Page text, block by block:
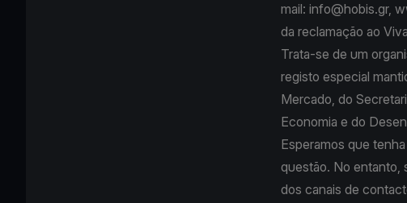
mail: info@hobis.gr,
da reclamação ao
Trata-se de um
registo especial
Mercado, do
Economia e do
Esperamos que
questão. No entanto,
dos canais de